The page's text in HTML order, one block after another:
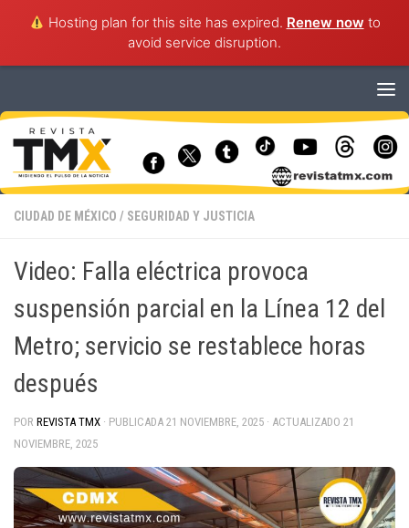
Hosting plan for this site has expired. Renew now to
avoid service disruption.
CIUDAD DE MÉXICO / SEGURIDAD Y JUSTICIA
Video: Falla eléctrica provoca
suspensión parcial en la Línea 12 del
Metro; servicio se restablece horas
después
POR REVISTA TMX · PUBLICADA 21 NOVIEMBRE, 2025 · ACTUALIZADO 21
NOVIEMBRE, 2025